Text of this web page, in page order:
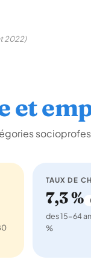
2022)
et
TAUX DE
7,3 %
des 15-64
%